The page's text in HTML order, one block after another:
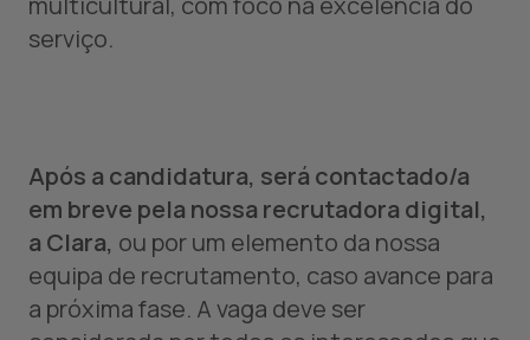
serviço.
Após a candidatura, será contactado/a
em breve pela nossa recrutadora digital,
a Clara, ou por um elemento da nossa
equipa de recrutamento, caso avance para
a próxima fase. A vaga deve ser